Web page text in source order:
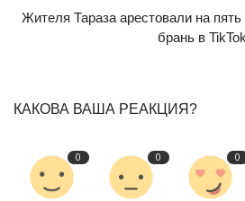
Жителя Тараза арестовали на
брань в TikTok
КАКОВА ВАША РЕАКЦИЯ?
0 0 0